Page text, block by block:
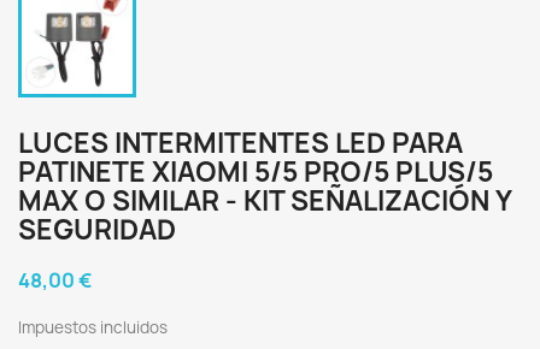
LUCES INTERMITENTES LED PARA
PATINETE XIAOMI 5/5 PRO/5 PLUS/5
MAX O SIMILAR - KIT SEÑALIZACIÓN Y
SEGURIDAD
48,00 €
Impuestos incluidos